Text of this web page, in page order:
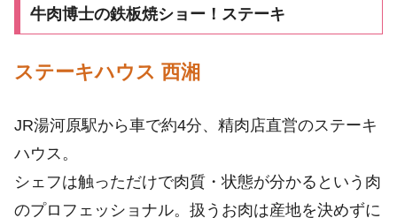
牛肉博士の鉄板焼ショー！ステーキ
ステーキハウス 西湘
JR湯河原駅から車で約4分、精肉店直営のステーキ
ハウス。
シェフは触っただけで肉質・状態が分かるという肉
のプロフェッショナル。扱うお肉は産地を決めずに